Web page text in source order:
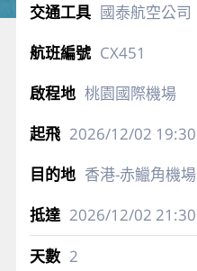
國泰航空公司
CX451
桃園國際機場
2026/12/02 19:30
香港-赤鱲角機場
2026/12/02 21:30
2